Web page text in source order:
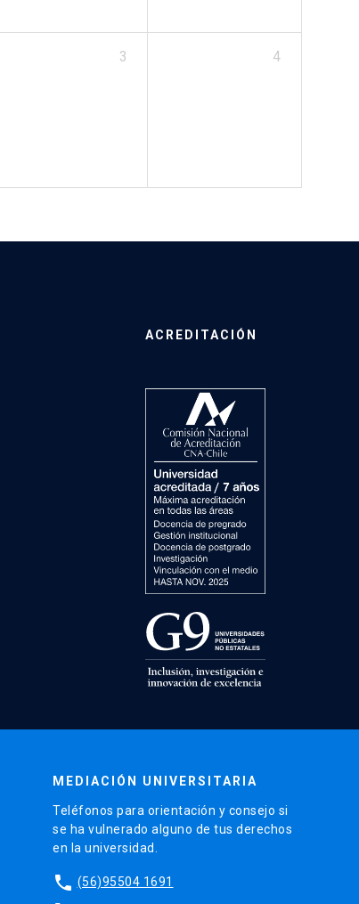
3 4
ACREDITACIÓN
MEDIACIÓN UNIVERSITARIA
Teléfonos para orientación y consejo si
se ha vulnerado alguno de tus derechos
en la universidad.
phone (56)95504 1691